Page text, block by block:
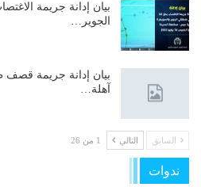
الجوير…
بيان إدانة جريمة قصف
آهلة…
السابق التالي 1 من 26
ندوات